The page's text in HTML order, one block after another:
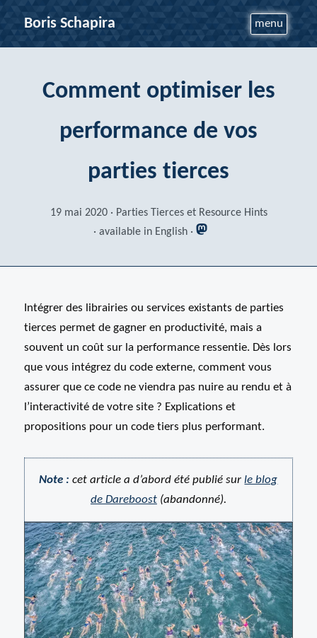
Boris Schapira menu
Comment optimiser les
performance de vos
parties tierces
19 mai 2020
Parties Tierces et Resource Hints
available in English
Intégrer des librairies ou services existants de parties
tierces permet de gagner en productivité, mais a
souvent un coût sur la performance ressentie. Dès lors
que vous intégrez du code externe, comment vous
assurer que ce code ne viendra pas nuire au rendu et à
l’interactivité de votre site ? Explications et
propositions pour un code tiers plus performant.
Note : cet article a d’abord été publié surle blog
de Dareboost(abandonné).